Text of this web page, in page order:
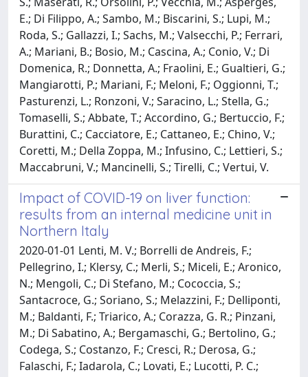
E.; Di Filippo, A.; Sambo, M.; Biscarini, S.; Lupi, M.;
Roda, S.; Gallazzi, I.; Sachs, M.; Valsecchi, P.; Ferrari,
A.; Mariani, B.; Bosio, M.; Cascina, A.; Conio, V.; Di
Domenica, R.; Donnetta, A.; Fraolini, E.; Gualtieri, G.;
Mangiarotti, P.; Mariani, F.; Meloni, F.; Oggionni, T.;
Pasturenzi, L.; Ronzoni, V.; Saracino, L.; Stella, G.;
Tomaselli, S.; Abbate, T.; Accordino, G.; Bertuccio, F.;
Burattini, C.; Cacciatore, E.; Cattaneo, E.; Chino, V.;
Coretti, M.; Della Zoppa, M.; Infusino, C.; Lettieri, S.;
Maccabruni, V.; Mancinelli, S.; Tirelli, C.; Vertui, V.
Impact of COVID-19 on liver function:
results from an internal medicine unit in
Northern Italy
2020-01-01 Lenti, M. V.; Borrelli de Andreis, F.;
Pellegrino, I.; Klersy, C.; Merli, S.; Miceli, E.; Aronico,
N.; Mengoli, C.; Di Stefano, M.; Cococcia, S.;
Santacroce, G.; Soriano, S.; Melazzini, F.; Delliponti,
M.; Baldanti, F.; Triarico, A.; Corazza, G. R.; Pinzani,
M.; Di Sabatino, A.; Bergamaschi, G.; Bertolino, G.;
Codega, S.; Costanzo, F.; Cresci, R.; Derosa, G.;
Falaschi, F.; Iadarola, C.; Lovati, E.; Lucotti, P. C.;